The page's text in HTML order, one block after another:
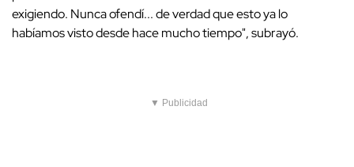
exigiendo. Nunca ofendí... de verdad que esto ya lo
habíamos visto desde hace mucho tiempo", subrayó.
▼ Publicidad